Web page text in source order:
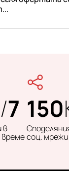
/7
в
време
150
соц. мрежи